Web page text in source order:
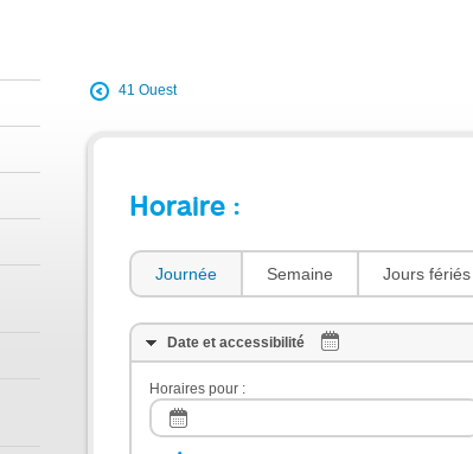
41 Ouest
Horaire :
Journée Semaine Jours fériés
Date et accessibilité
Horaires pour :